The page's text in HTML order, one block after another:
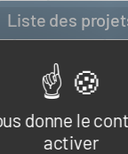
donne le
activer
Liste des